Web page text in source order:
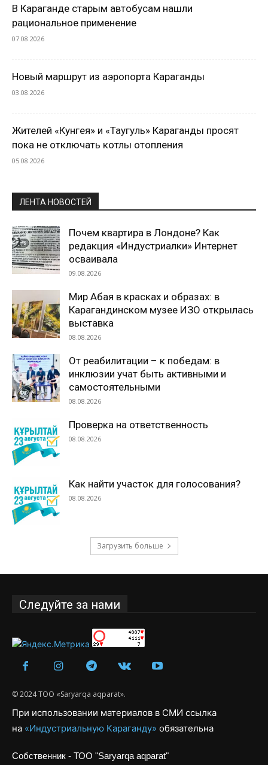
В Караганде старым автобусам нашли
рациональное применение
07.08.2026
Новый маршрут из аэропорта Караганды
03.08.2026
Жителей «Кунгея» и «Таугуль» Караганды просят
пока не отключать котлы отопления
05.08.2026
ЛЕНТА НОВОСТЕЙ
Почем квартира в Лондоне? Как
редакция «Индустриалки» Интернет
осваивала
09.08.2026
Мир Абая в красках и образах: в
Карагандинском музее ИЗО открылась
выставка
08.08.2026
От реабилитации – к победам: в
инклюзии учат быть активными и
самостоятельными
08.08.2026
Проверка на ответственность
08.08.2026
Как найти участок для голосования?
08.08.2026
Загрузить больше
Следуйте за нами
© 2024 ТОО «Saryarqa aqparat».
При использовании материалов в СМИ ссылка
на «Индустриальную Караганду» обязательна
Собственник - ТОО "Saryarqa aqparat"